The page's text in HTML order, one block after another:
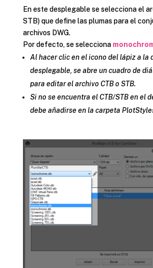
En este desplegable se selecciona el
STB) que define las plumas para el
archivos DWG.
Por defecto, se selecciona
Al hacer clic en el icono del lápiz a la
desplegable, se abre un cuadro de
para editar el archivo CTB o STB.
Si no se encuentra el CTB/STB en el
debe añadirse en la carpeta